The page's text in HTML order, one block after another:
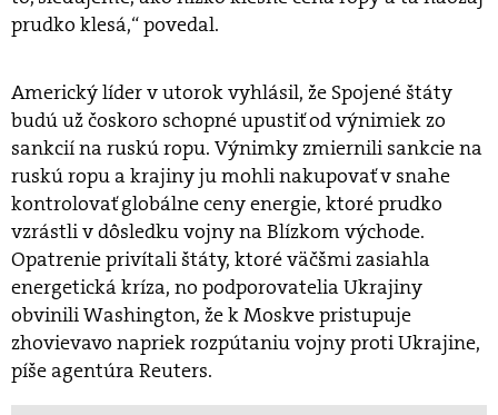
prudko klesá,“ povedal.
Americký líder v utorok vyhlásil, že Spojené štáty
budú už čoskoro schopné upustiť od výnimiek zo
sankcií na ruskú ropu. Výnimky zmiernili sankcie na
ruskú ropu a krajiny ju mohli nakupovať v snahe
kontrolovať globálne ceny energie, ktoré prudko
vzrástli v dôsledku vojny na Blízkom východe.
Opatrenie privítali štáty, ktoré väčšmi zasiahla
energetická kríza, no podporovatelia Ukrajiny
obvinili Washington, že k Moskve pristupuje
zhovievavo napriek rozpútaniu vojny proti Ukrajine,
píše agentúra Reuters.